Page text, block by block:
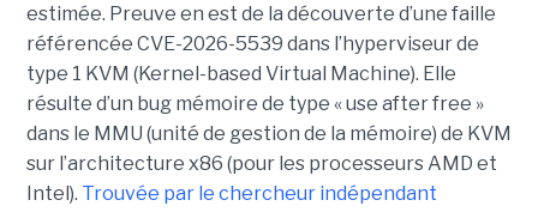
estimée. Preuve en est de la découverte d’une faille
référencée CVE-2026-5539 dans l’hyperviseur de
type 1 KVM (Kernel-based Virtual Machine). Elle
résulte d’un bug mémoire de type « use after free »
dans le MMU (unité de gestion de la mémoire) de KVM
sur l’architecture x86 (pour les processeurs AMD et
Intel). Trouvée par le chercheur indépendant